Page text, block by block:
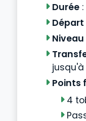
Durée:
Départ
Niveau
Points
4